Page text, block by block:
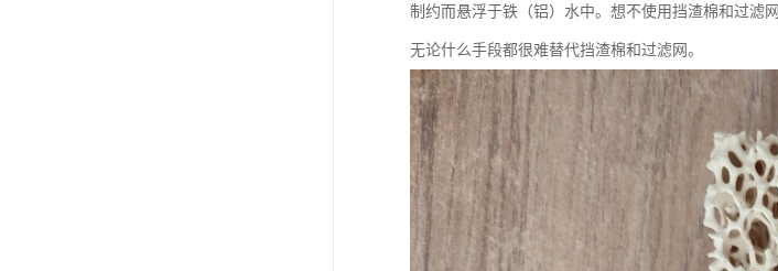
制约而悬浮于铁（铝）水中。想不使用挡渣棉和过滤
无论什么手段都很难替代挡渣棉和过滤网。